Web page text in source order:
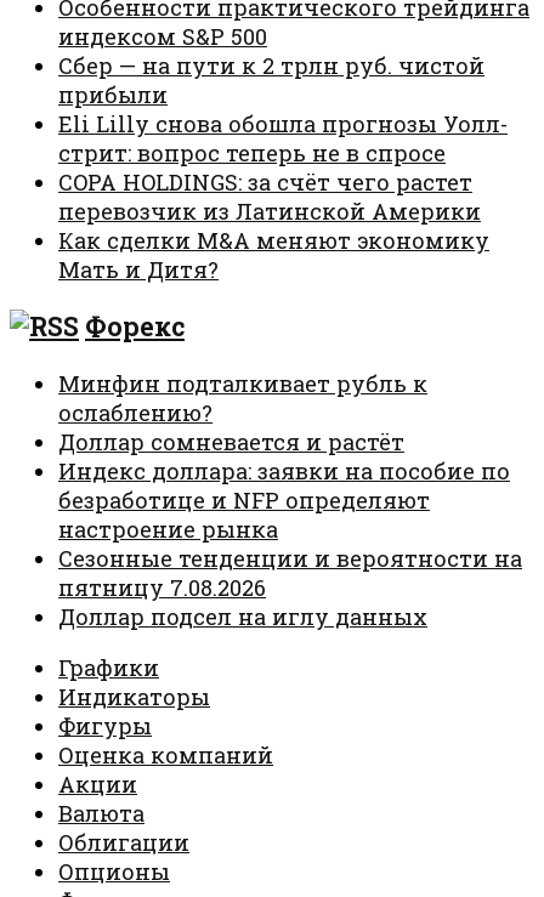
Особенности практического трейдинга
индексом S&P 500
Сбер — на пути к 2 трлн руб. чистой
прибыли
Eli Lilly снова обошла прогнозы Уолл-
стрит: вопрос теперь не в спросе
COPA HOLDINGS: за счёт чего растет
перевозчик из Латинской Америки
Как сделки M&A меняют экономику
Мать и Дитя?
Форекс
Минфин подталкивает рубль к
ослаблению?
Доллар сомневается и растёт
Индекс доллара: заявки на пособие по
безработице и NFP определяют
настроение рынка
Сезонные тенденции и вероятности на
пятницу 7.08.2026
Доллар подсел на иглу данных
Графики
Индикаторы
Фигуры
Оценка компаний
Акции
Валюта
Облигации
Опционы